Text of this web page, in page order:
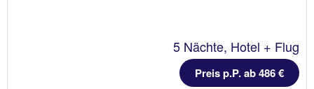
5 Nächte, Hotel + Flug
Preis p.P. ab 486 €